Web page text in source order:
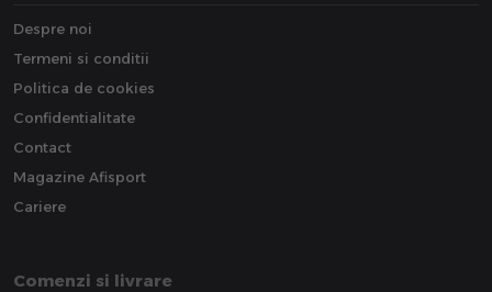
Despre noi
Termeni si conditii
Politica de cookies
Confidentialitate
Contact
Magazine Afisport
Cariere
Comenzi si livrare